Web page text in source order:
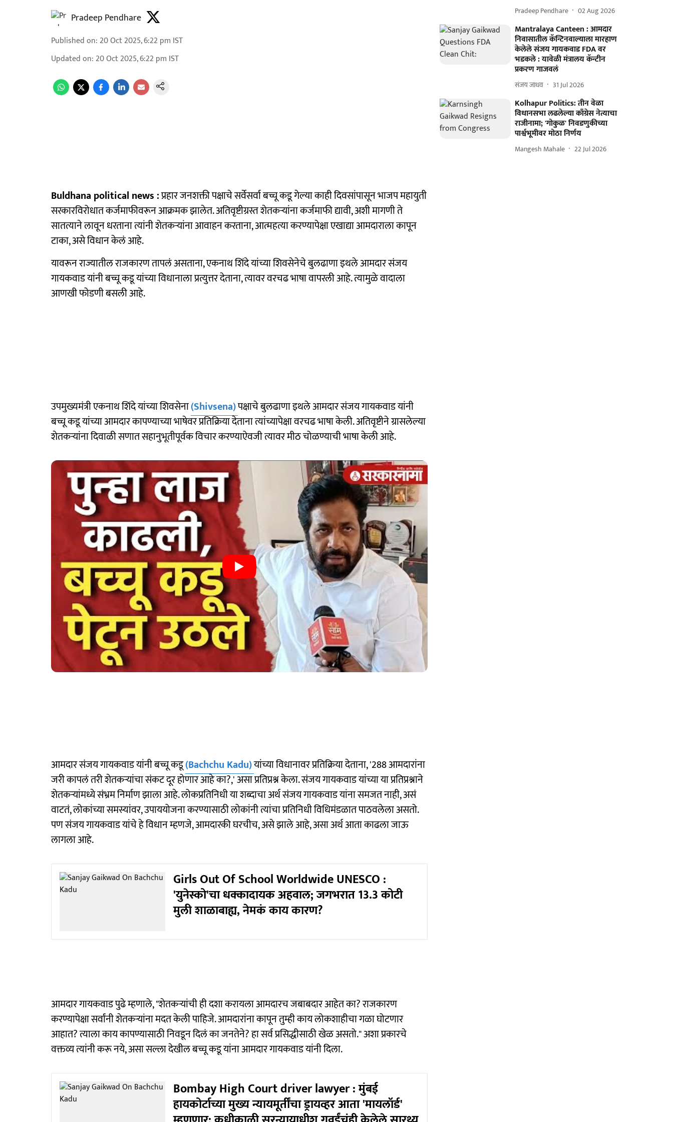
Pradeep Pendhare
Published on: 20 Oct 2025, 6:22 pm IST
Updated on: 20 Oct 2025, 6:22 pm IST
Buldhana political news :प्रहार जनशक्ती पक्षाचे सर्वेसर्वा बच्चू कडू गेल्या काही दिवसांपासून भाजप महायुती
सरकारविरोधात कर्जमाफीवरून आक्रमक झालेत. अतिवृष्टीग्रस्त शेतकऱ्यांना कर्जमाफी द्यावी, अशी मागणी ते
सातत्याने लावून धरताना त्यांनी शेतकऱ्यांना आवाहन करताना, आत्महत्या करण्यापेक्षा एखाद्या आमदाराला कापून
टाका, असे विधान केलं आहे.
यावरून राज्यातील राजकारण तापलं असताना, एकनाथ शिंदे यांच्या शिवसेनेचे बुलढाणा इथले आमदार संजय
गायकवाड यांनी बच्चू कडू यांच्या विधानाला प्रत्युत्तर देताना, त्यावर वरचढ भाषा वापरली आहे. त्यामुळे वादाला
आणखी फोडणी बसली आहे.
उपमुख्यमंत्री एकनाथ शिंदे यांच्या शिवसेना(Shivsena)पक्षाचे बुलढाणा इथले आमदार संजय गायकवाड यांनी
बच्चू कडू यांच्या आमदार कापण्याच्या भाषेवर प्रतिक्रिया देताना त्यांच्यापेक्षा वरचढ भाषा केली. अतिवृष्टीने ग्रासलेल्या
शेतकऱ्यांना दिवाळी सणात सहानुभूतीपूर्वक विचार करण्याऐवजी त्यावर मीठ चोळण्याची भाषा केली आहे.
आमदार संजय गायकवाड यांनी बच्चू कडू(Bachchu Kadu)यांच्या विधानावर प्रतिक्रिया देताना, '288 आमदारांना
जरी कापलं तरी शेतकऱ्यांचा संकट दूर होणार आहे का?,' असा प्रतिप्रश्न केला. संजय गायकवाड यांच्या या प्रतिप्रश्नाने
शेतकऱ्यांमध्ये संभ्रम निर्माण झाला आहे. लोकप्रतिनिधी या शब्दाचा अर्थ संजय गायकवाड यांना समजत नाही, असं
वाटतं, लोकांच्या समस्यांवर, उपाययोजना करण्यासाठी लोकांनी त्यांचा प्रतिनिधी विधिमंडळात पाठवलेला असतो.
पण संजय गायकवाड यांचे हे विधान म्हणजे, आमदारकी घरचीच, असे झाले आहे, असा अर्थ आता काढला जाऊ
लागला आहे.
Girls Out Of School Worldwide UNESCO :
'युनेस्को'चा धक्कादायक अहवाल; जगभरात 13.3 कोटी
मुली शाळाबाह्य, नेमकं काय कारण?
आमदार गायकवाड पुढे म्हणाले, "शेतकऱ्यांची ही दशा करायला आमदारच जबाबदार आहेत का? राजकारण
करण्यापेक्षा सर्वांनी शेतकऱ्यांना मदत केली पाहिजे. आमदारांना कापून तुम्ही काय लोकशाहीचा गळा घोटणार
आहात? त्याला काय कापण्यासाठी निवडून दिलं का जनतेने? हा सर्व प्रसिद्धीसाठी खेळ असतो." अशा प्रकारचे
वक्तव्य त्यांनी करू नये, असा सल्ला देखील बच्चू कडू यांना आमदार गायकवाड यांनी दिला.
Bombay High Court driver lawyer : मुंबई
हायकोर्टाच्या मुख्य न्यायमूर्तींचा ड्रायव्हर आता 'मायलॉर्ड'
Pradeep Pendhare 02 Aug 2026
Mantralaya Canteen : आमदार
निवासातील कॅन्टिनवाल्याला मारहाण
केलेले संजय गायकवाड FDA वर
भडकले : यावेळी मंत्रालय कॅन्टीन
प्रकरण गाजवलं
संजय जाधव 31 Jul 2026
Kolhapur Politics: तीन वेळा
विधानसभा लढलेल्या काँग्रेस नेत्याचा
राजीनामा; 'गोकुळ' निवडणुकीच्या
पार्श्वभूमीवर मोठा निर्णय
Mangesh Mahale 22 Jul 2026